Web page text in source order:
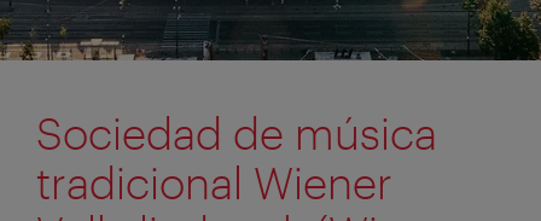
Sociedad de música
tradicional Wiener